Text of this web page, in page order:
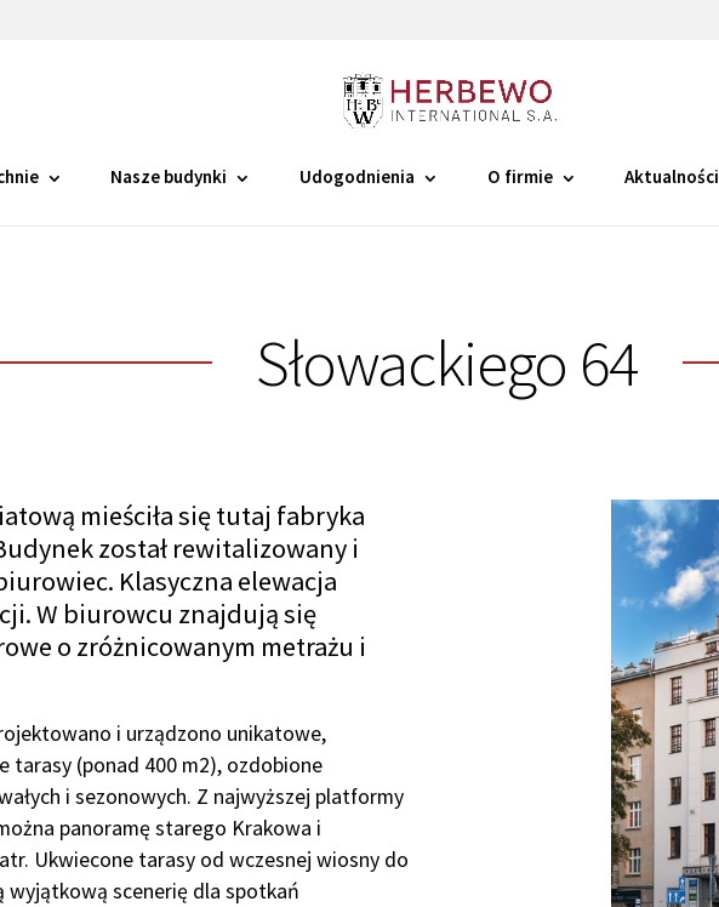
Nasze budynki Udogodnienia O firmie Aktualności
Słowackiego 64
mieściła się tutaj fabryka
został rewitalizowany i
Klasyczna elewacja
W biurowcu znajdują się
o zróżnicowanym metrażu i
i urządzono unikatowe,
tarasy (ponad 400 m2), ozdobione
i sezonowych. Z najwyższej platformy
panoramę starego Krakowa i
Ukwiecone tarasy od wczesnej wiosny do
wyjątkową scenerię dla spotkań